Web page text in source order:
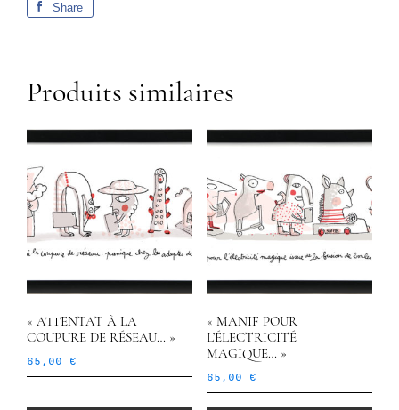
Share
Produits similaires
« ATTENTAT À LA
COUPURE DE RÉSEAU… »
65,00 €
« MANIF POUR
L’ÉLECTRICITÉ
MAGIQUE… »
65,00 €